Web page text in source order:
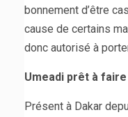
bonnement d’être
cause de certains
donc autorisé à
Umeadi prêt à
Présent à Dakar